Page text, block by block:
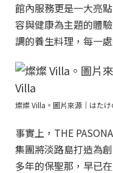
館內服務更是一大亮
容與健康為主題的體
調的養生料理，每一
燦燦 Villa。圖片來源｜はた
事實上，THE
集團將淡路島打造為
多年的保聖那，早已